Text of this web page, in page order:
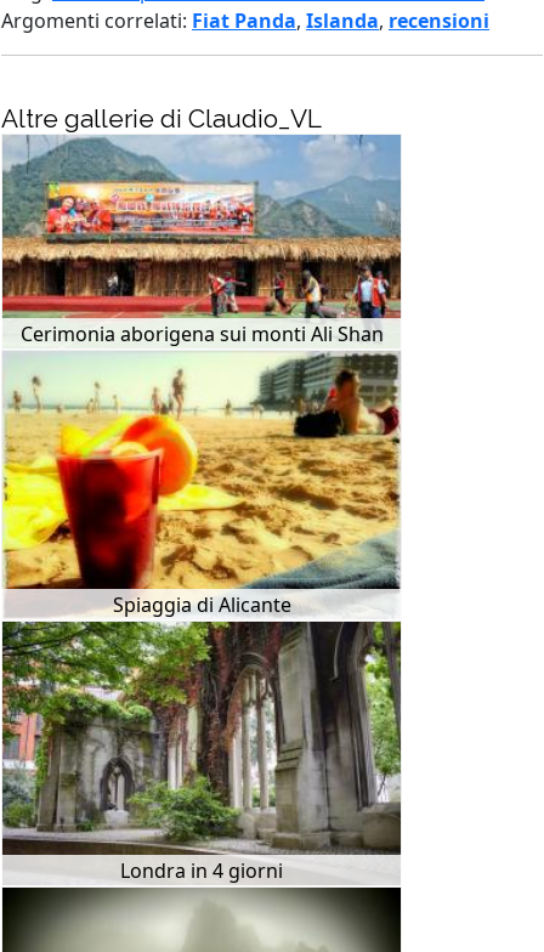
Argomenti correlati: Fiat Panda, Islanda, recensioni
Altre gallerie di Claudio_VL
Cerimonia aborigena sui monti Ali Shan
Spiaggia di Alicante
Londra in 4 giorni